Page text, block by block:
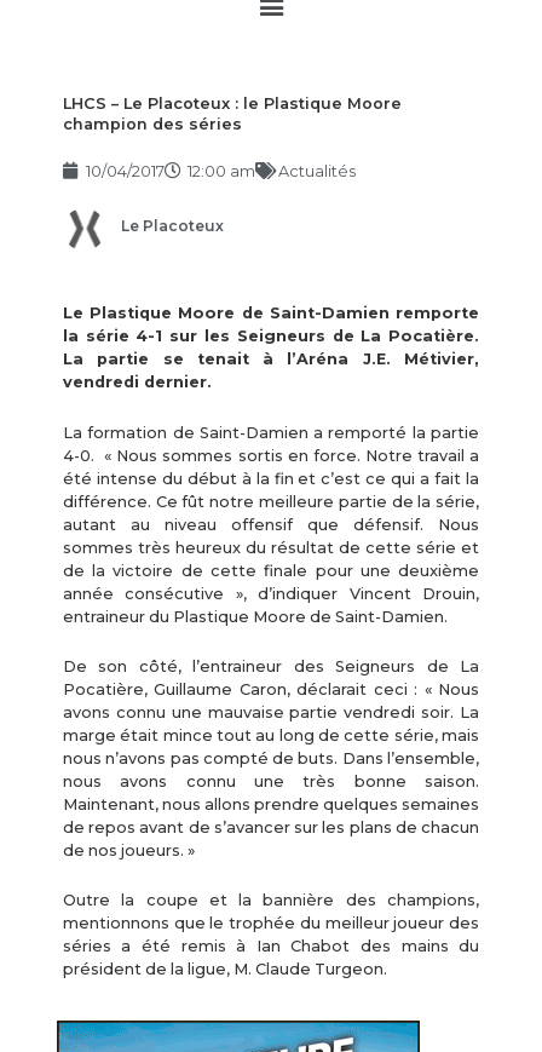
LHCS – Le Placoteux : le Plastique Moore
champion des séries
10/04/2017 12:00 am Actualités
Le Placoteux
Le Plastique Moore de Saint-Damien remporte
la série 4-1 sur les Seigneurs de La Pocatière.
La partie se tenait à l’Aréna J.E. Métivier,
vendredi dernier.
La formation de Saint-Damien a remporté la partie
4-0. « Nous sommes sortis en force. Notre travail a
été intense du début à la fin et c’est ce qui a fait la
différence. Ce fût notre meilleure partie de la série,
autant au niveau offensif que défensif. Nous
sommes très heureux du résultat de cette série et
de la victoire de cette finale pour une deuxième
année consécutive », d’indiquer Vincent Drouin,
entraineur du Plastique Moore de Saint-Damien.
De son côté, l’entraineur des Seigneurs de La
Pocatière, Guillaume Caron, déclarait ceci : « Nous
avons connu une mauvaise partie vendredi soir. La
marge était mince tout au long de cette série, mais
nous n’avons pas compté de buts. Dans l’ensemble,
nous avons connu une très bonne saison.
Maintenant, nous allons prendre quelques semaines
de repos avant de s’avancer sur les plans de chacun
de nos joueurs. »
Outre la coupe et la bannière des champions,
mentionnons que le trophée du meilleur joueur des
séries a été remis à Ian Chabot des mains du
président de la ligue, M. Claude Turgeon.